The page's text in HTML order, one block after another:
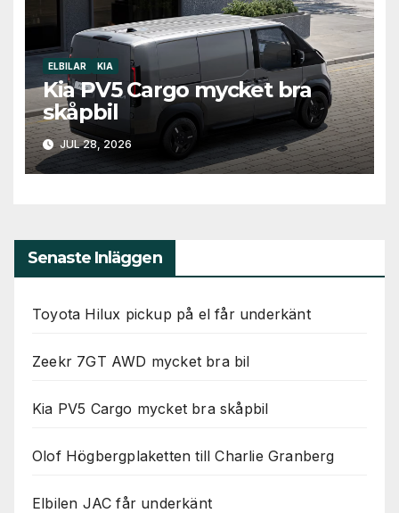
ELBILAR KIA
Kia PV5 Cargo mycket bra
skåpbil
JUL 28, 2026
Senaste Inläggen
Toyota Hilux pickup på el får underkänt
Zeekr 7GT AWD mycket bra bil
Kia PV5 Cargo mycket bra skåpbil
Olof Högbergplaketten till Charlie Granberg
Elbilen JAC får underkänt